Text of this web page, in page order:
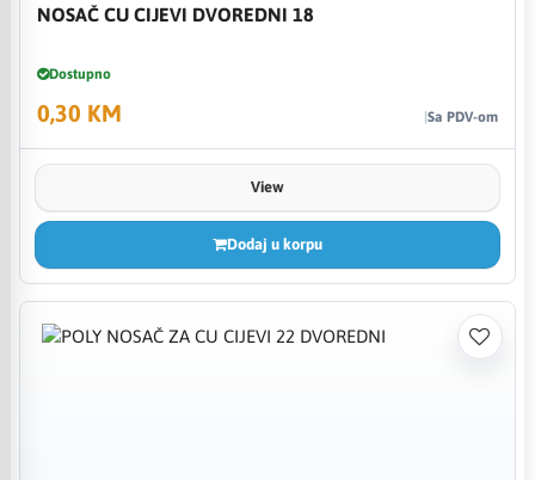
NOSAČ CU CIJEVI DVOREDNI 18
Dostupno
0,30 KM Sa PDV-om
View
Dodaj u korpu